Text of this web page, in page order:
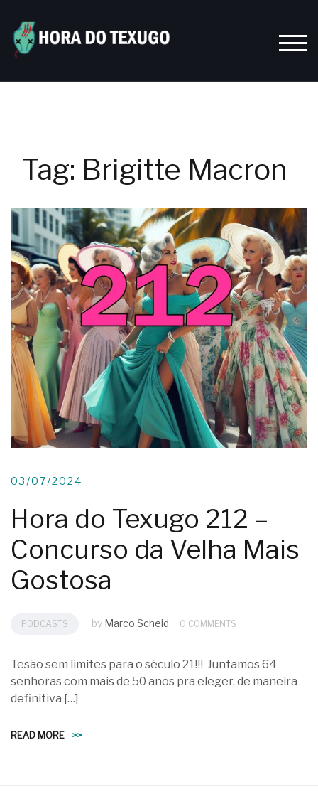
content
Tag: Brigitte Macron
03/07/2024
Hora do Texugo 212 –
Concurso da Velha Mais
Gostosa
PODCASTS by Marco Scheid 0 COMMENTS
Tesão sem limites para o século 21!!! Juntamos 64
senhoras com mais de 50 anos pra eleger, de maneira
definitiva […]
READ MORE >>